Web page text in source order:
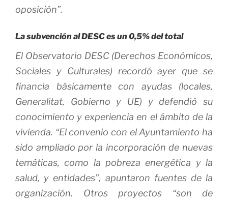
oposición”.
La subvención al DESC es un 0,5% del total
El Observatorio DESC (Derechos Económicos,
Sociales y Culturales) recordó ayer que se
financia básicamente con ayudas (locales,
Generalitat, Gobierno y UE) y defendió su
conocimiento y experiencia en el ámbito de la
vivienda. “El convenio con el Ayuntamiento ha
sido ampliado por la incorporación de nuevas
temáticas, como la pobreza energética y la
salud, y entidades”, apuntaron fuentes de la
organización. Otros proyectos “son de